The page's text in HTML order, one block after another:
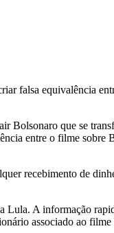
falsa equivalência
Bolsonaro que se
entre o filme sobre
recebimento de
Lula. A informação
associado ao